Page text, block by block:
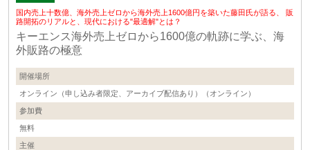
国内売上十数億、海外売上ゼロから海外売上1600億円を築いた藤田氏が語る、 販
路開拓のリアルと、現代における"最適解"とは？
キーエンス海外売上ゼロから1600億の軌跡に学ぶ、海
外販路の極意
開催場所
オンライン（申し込み者限定、アーカイブ配信あり）（オンライン）
参加費
無料
主催